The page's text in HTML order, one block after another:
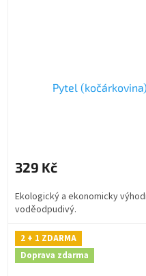
Pytel
329 Kč
Ekologický a ekonomicky
voděodpudivý.
2 + 1 ZDARMA
Doprava zdarma